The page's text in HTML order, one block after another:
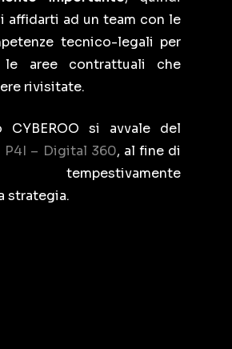
affidarti ad un team con le
tecnico-legali per
le aree contrattuali che
rivisitate.
CYBEROO si avvale del
P4I – Digital 360, al fine di
tempestivamente
strategia.